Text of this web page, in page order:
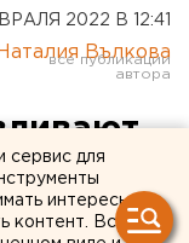
2022 В 12:41
Наталия Вълкова
сервис для
интересы
контент. Вся